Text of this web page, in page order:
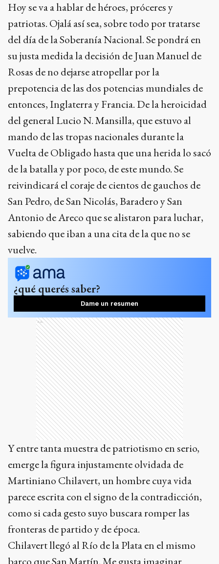
Hoy se va a hablar de héroes, próceres y
patriotas. Ojalá así sea, sobre todo por tratarse
del día de la Soberanía Nacional. Se pondrá en
su justa medida la decisión de Juan Manuel de
Rosas de no dejarse atropellar por la
prepotencia de las dos potencias mundiales de
entonces, Inglaterra y Francia. De la heroicidad
del general Lucio N. Mansilla, que estuvo al
mando de las tropas nacionales durante la
Vuelta de Obligado hasta que una herida lo sacó
de la batalla y por poco, de este mundo. Se
reivindicará el coraje de cientos de gauchos de
San Pedro, de San Nicolás, Baradero y San
Antonio de Areco que se alistaron para luchar,
sabiendo que iban a una cita de la que no se
vuelve.
¿qué querés saber?
Dame un resumen
Ads
Y entre tanta muestra de patriotismo en serio,
emerge la figura injustamente olvidada de
Martiniano Chilavert, un hombre cuya vida
parece escrita con el signo de la contradicción,
como si cada gesto suyo buscara romper las
fronteras de partido y de época.
Chilavert llegó al Río de la Plata en el mismo